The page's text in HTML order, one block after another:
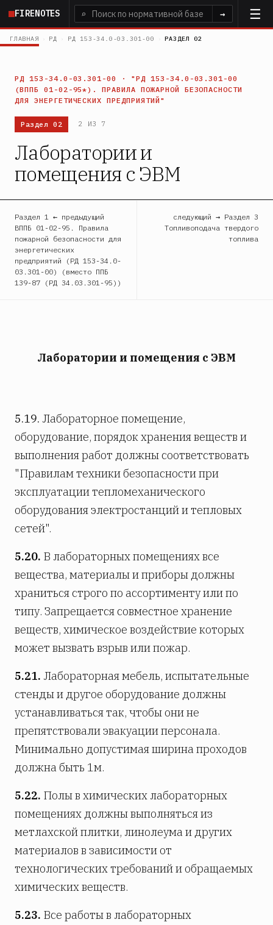
Перейти
основному
FIRENOTES ⌕ →
ГЛАВНАЯ › РД › РД 153-34.0-03.301-00 › РАЗДЕЛ 02
РД 153-34.0-03.301-00 · "РД 153-34.0-03.301-00
(ВППБ 01-02-95*). ПРАВИЛА ПОЖАРНОЙ БЕЗОПАСНОСТИ
ДЛЯ ЭНЕРГЕТИЧЕСКИХ ПРЕДПРИЯТИЙ"
Раздел 02 2 ИЗ 7
Лаборатории и
помещения с ЭВМ
Раздел 1 ← предыдущий
ВППБ 01-02-95. Правила
пожарной безопасности для
энергетических
предприятий (РД 153-34.0-
03.301-00) (вместо ППБ
139-87 (РД 34.03.301-95))
следующий → Раздел 3
Топливоподача твердого
топлива
Лаборатории и помещения с ЭВМ
5.19. Лабораторное помещение,
оборудование, порядок хранения веществ и
выполнения работ должны соответствовать
"Правилам техники безопасности при
эксплуатации тепломеханического
оборудования электростанций и тепловых
сетей".
5.20. В лабораторных помещениях все
вещества, материалы и приборы должны
храниться строго по ассортименту или по
типу. Запрещается совместное хранение
веществ, химическое воздействие которых
может вызвать взрыв или пожар.
5.21. Лабораторная мебель, испытательные
стенды и другое оборудование должны
устанавливаться так, чтобы они не
препятствовали эвакуации персонала.
Минимально допустимая ширина проходов
должна быть 1м.
5.22. Полы в химических лабораторных
помещениях должны выполняться из
метлахской плитки, линолеума и других
материалов в зависимости от
технологических требований и обращаемых
химических веществ.
5.23. Все работы в лабораторных